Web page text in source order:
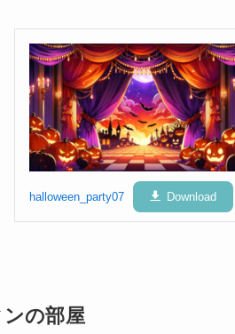
halloween_party07 Download
の部屋